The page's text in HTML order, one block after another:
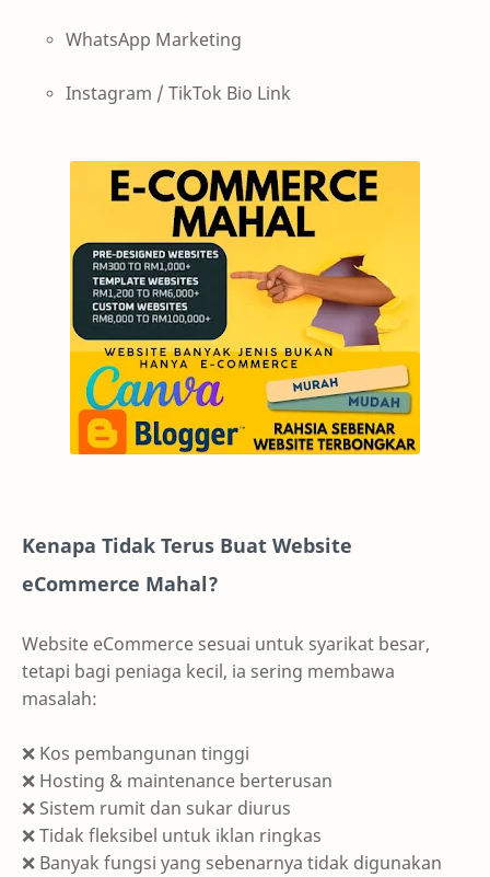
WhatsApp Marketing
Instagram / TikTok Bio Link
Kenapa Tidak Terus Buat Website
eCommerce Mahal?
Website eCommerce sesuai untuk syarikat besar,
tetapi bagi peniaga kecil, ia sering membawa
masalah:
❌ Kos pembangunan tinggi
❌ Hosting & maintenance berterusan
❌ Sistem rumit dan sukar diurus
❌ Tidak fleksibel untuk iklan ringkas
❌ Banyak fungsi yang sebenarnya tidak digunakan